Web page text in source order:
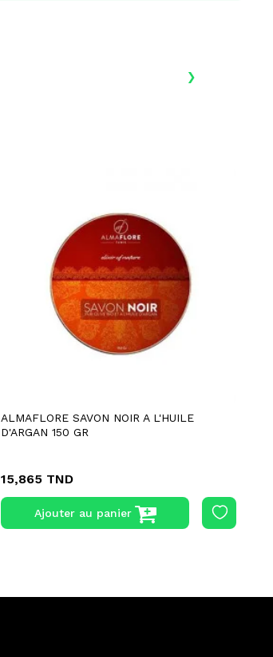
ALMAFLORE SAVON NOIR A L'HUILE
D'ARGAN 150 GR
15,865 TND
Ajouter au panier
›